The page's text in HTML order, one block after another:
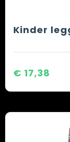
Kinder
€ 17,38